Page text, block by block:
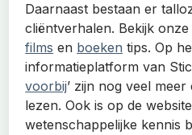
Daarnaast bestaan er
cliëntverhalen. Bekijk
films en boeken tips. Op
informatieplatform van
voorbij’ zijn nog veel
lezen. Ook is op de
wetenschappelijke kennis